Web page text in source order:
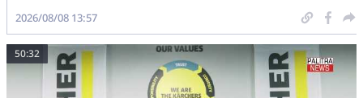
2026/08/08 13:57
50:32